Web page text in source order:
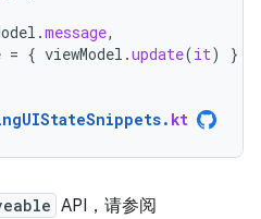
.message,
= { viewModel .update(it)
}
. kt
API，请参阅